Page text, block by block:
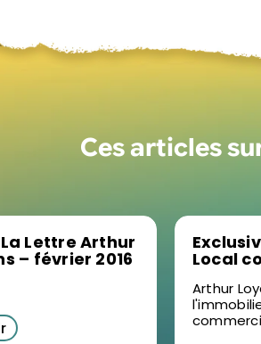
Ces articles
Lettre Arthur
– février 2016 Local
Arthur